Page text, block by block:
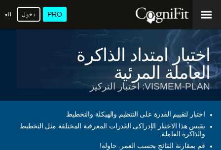
PRO دخول
اختبار امتداد الذاكرة
العاملة المرئية
VISMEM-PLAN: اختبار التركيز
اختبار لتقييم القدرة على التنظيم والهيكلة والتخطيط
يقيس هذا الاختبار الإدراكى القدرات المعرفية المختلفة مثل التخطيط
والذاكرة العاملة.
قم بمقارنة النتائج بحسب العمر. حاوله!